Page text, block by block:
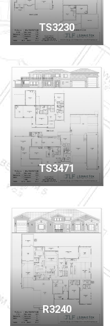
TS3230
TS3471
R3240